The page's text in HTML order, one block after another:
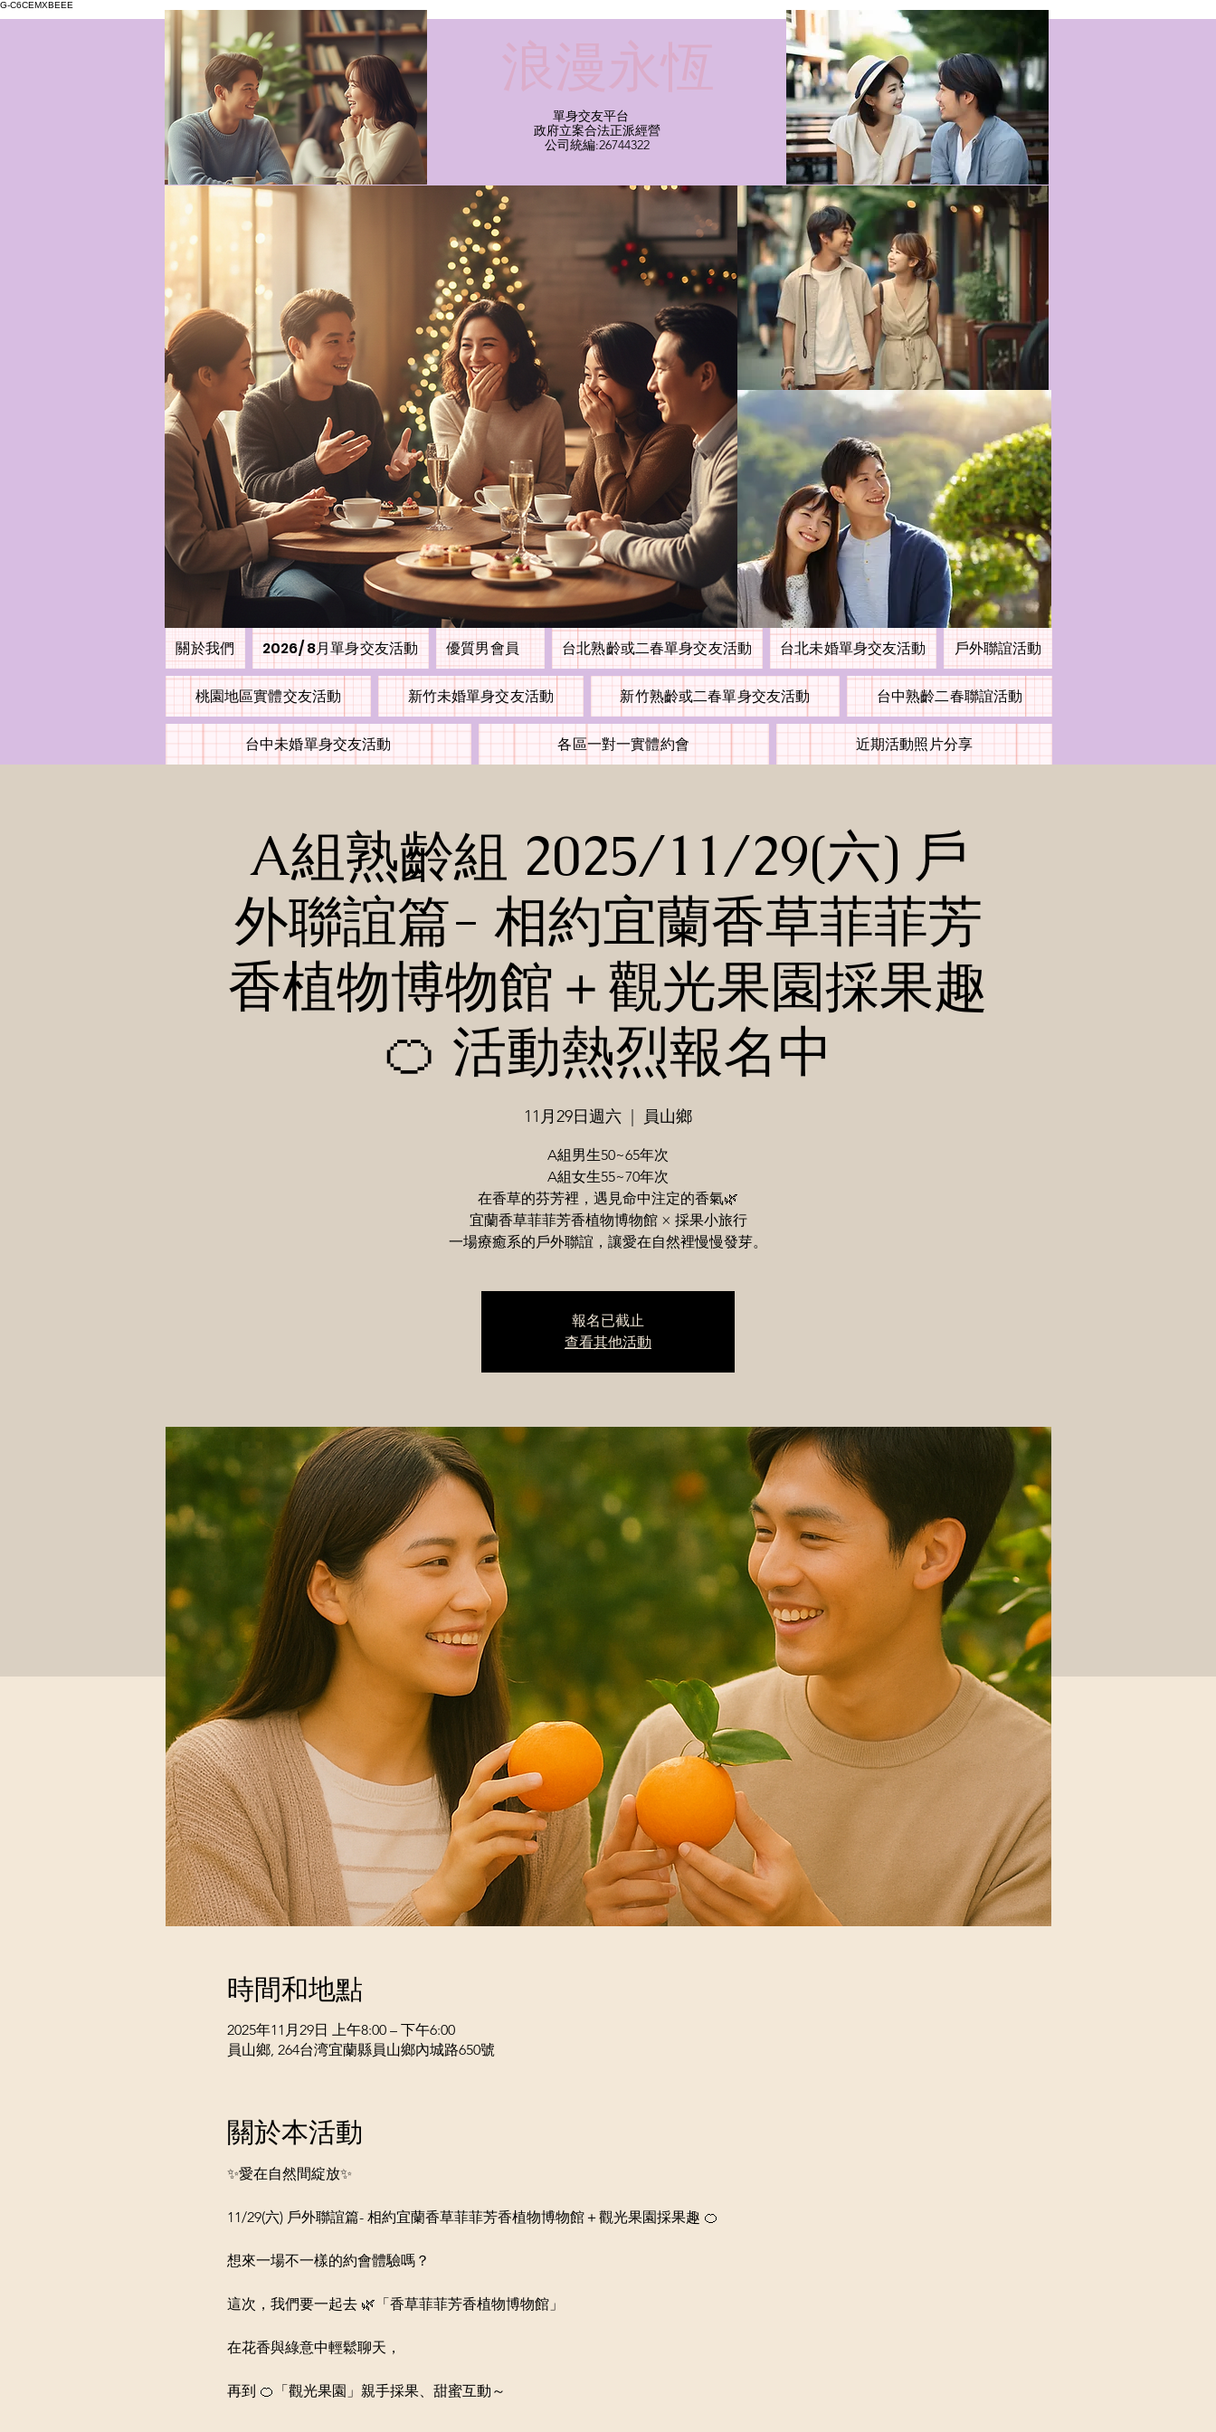
G-C6CEMXBEEE
單身交友平台
​政府立案合法正派經營​
​公司統編:26744322
​浪漫永恆
關於我們 2026/ 8月單身交友活動 優質男會員 台北熟齡或二春單身交友活動 台北未婚單身交友活動 戶外聯誼活動
桃園地區實體交友活動 新竹未婚單身交友活動 新竹熟齡或二春單身交友活動 台中熟齡二春聯誼活動
台中未婚單身交友活動 各區一對一實體約會 近期活動照片分享
A組熟齡組 2025/11/29(六) 戶
外聯誼篇- 相約宜蘭香草菲菲芳
香植物博物館＋觀光果園採果趣
🍊 活動熱烈報名中
11月29日週六 員山鄉
A組男生50~65年次
A組女生55~70年次
在香草的芬芳裡，遇見命中注定的香氣🌿
宜蘭香草菲菲芳香植物博物館 × 採果小旅行
一場療癒系的戶外聯誼，讓愛在自然裡慢慢發芽。
報名已截止
查看其他活動
時間和地點
2025年11月29日 上午8:00 – 下午6:00
員山鄉, 264台湾宜蘭縣員山鄉內城路650號
關於本活動
✨愛在自然間綻放✨
11/29(六) 戶外聯誼篇- 相約宜蘭香草菲菲芳香植物博物館＋觀光果園採果趣 🍊
想來一場不一樣的約會體驗嗎？
這次，我們要一起去 🌿「香草菲菲芳香植物博物館」
在花香與綠意中輕鬆聊天，
再到 🍊「觀光果園」親手採果、甜蜜互動～